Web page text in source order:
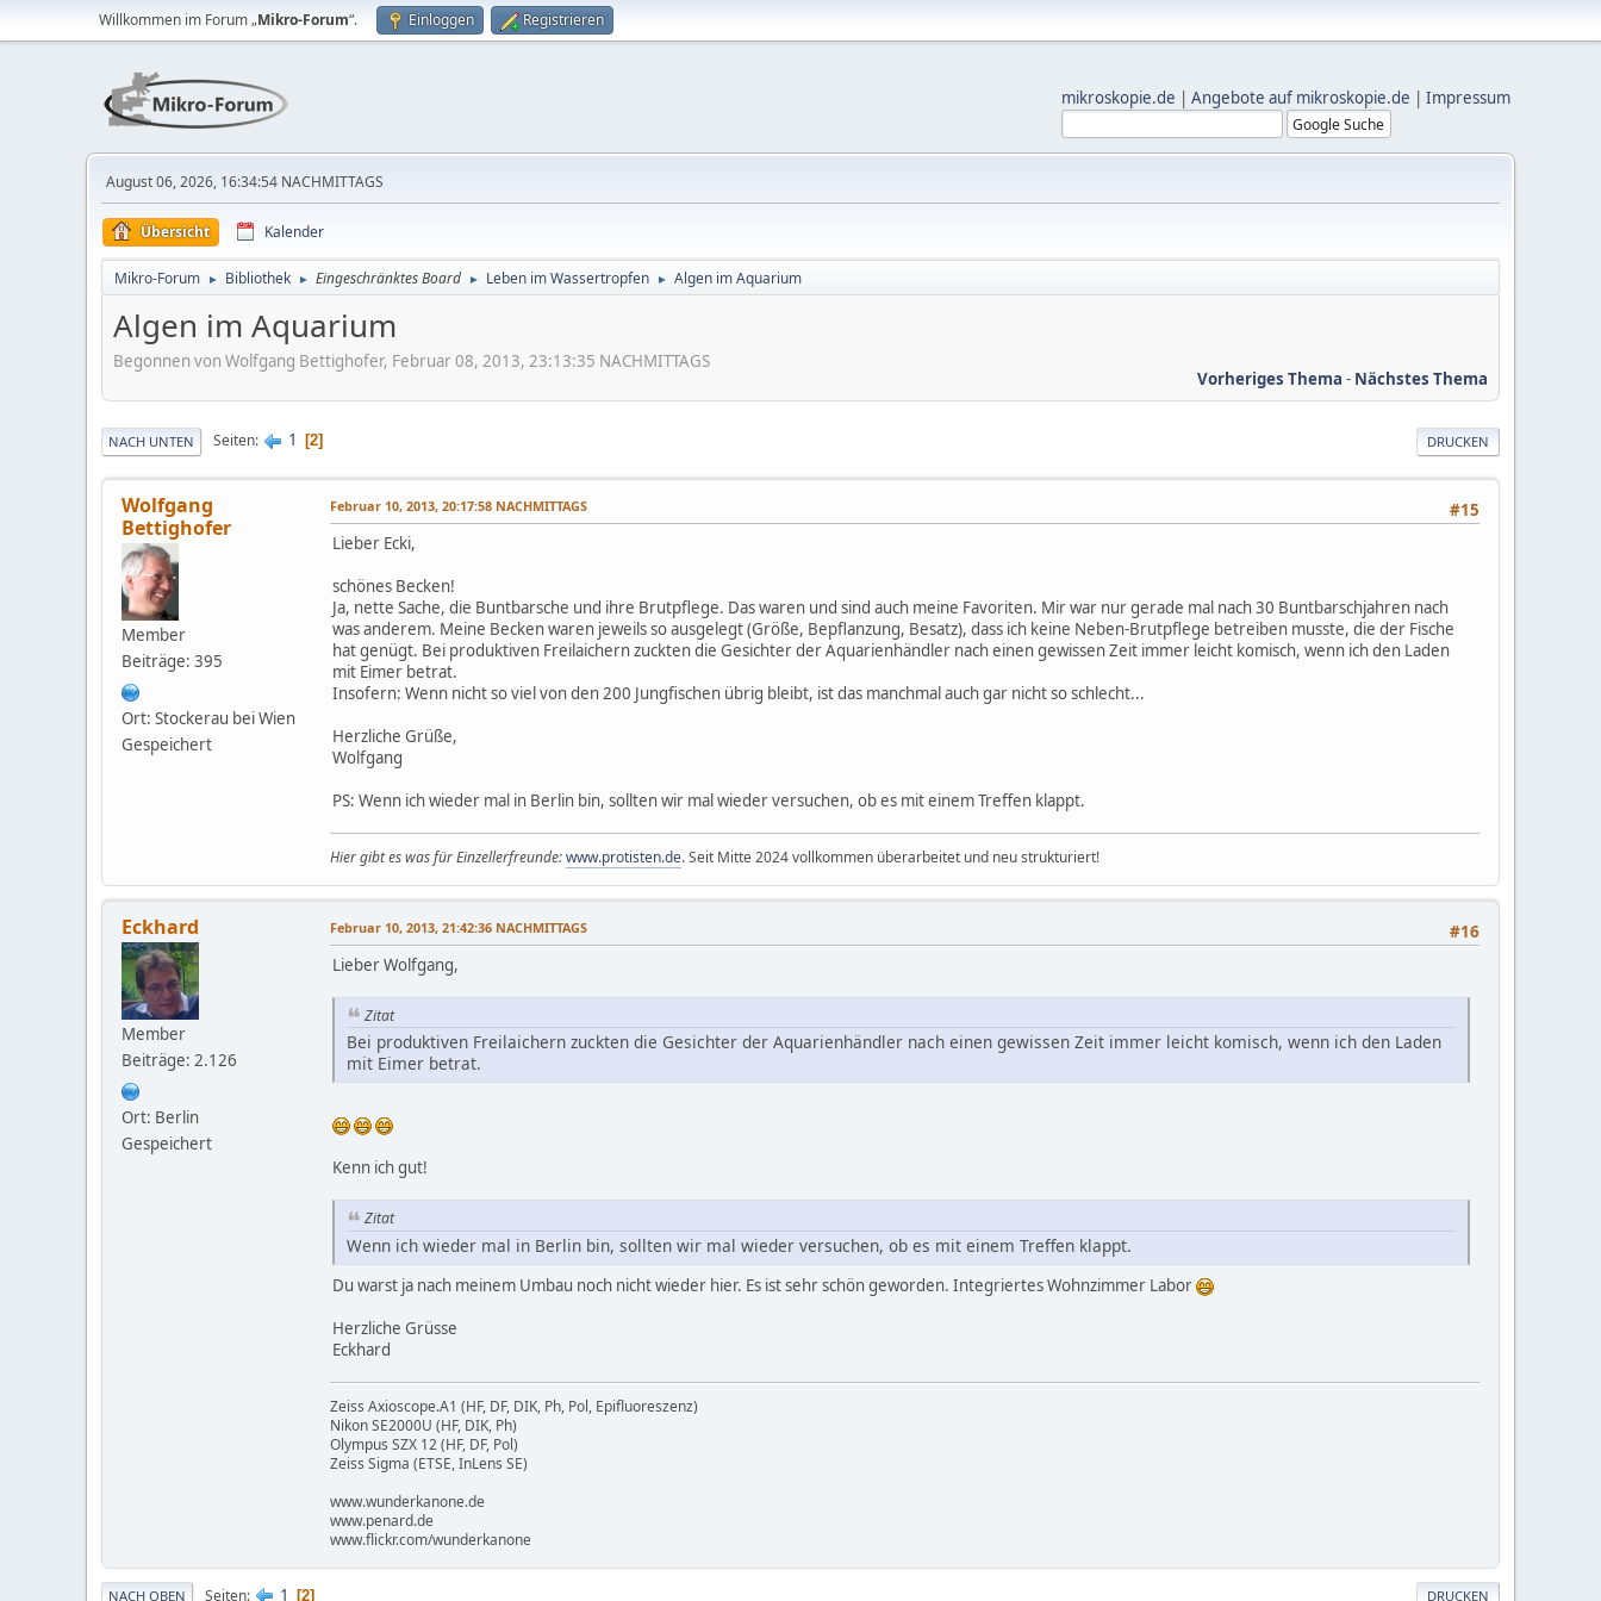
Willkommen im Forum „Mikro-Forum“. Einloggen Registrieren
mikroskopie.de | Angebote auf mikroskopie.de | Impressum
August 06, 2026, 16:34:54 NACHMITTAGS
Übersicht Kalender
Mikro-Forum ► Bibliothek ► Eingeschränktes Board ► Leben im Wassertropfen ► Algen im Aquarium
Algen im Aquarium
Begonnen von Wolfgang Bettighofer, Februar 08, 2013, 23:13:35 NACHMITTAGS
Vorheriges Thema - Nächstes Thema
DRUCKEN
NACH UNTEN Seiten 1 2
Wolfgang
Bettighofer
Member
Beiträge: 395
Ort: Stockerau bei Wien
Gespeichert
#15
Februar 10, 2013, 20:17:58 NACHMITTAGS
Lieber Ecki,
schönes Becken!
Ja, nette Sache, die Buntbarsche und ihre Brutpflege. Das waren und sind auch meine Favoriten. Mir war nur gerade mal nach 30 Buntbarschjahren nach
was anderem. Meine Becken waren jeweils so ausgelegt (Größe, Bepflanzung, Besatz), dass ich keine Neben-Brutpflege betreiben musste, die der Fische
hat genügt. Bei produktiven Freilaichern zuckten die Gesichter der Aquarienhändler nach einen gewissen Zeit immer leicht komisch, wenn ich den Laden
mit Eimer betrat.
Insofern: Wenn nicht so viel von den 200 Jungfischen übrig bleibt, ist das manchmal auch gar nicht so schlecht...
Herzliche Grüße,
Wolfgang
PS: Wenn ich wieder mal in Berlin bin, sollten wir mal wieder versuchen, ob es mit einem Treffen klappt.
Hier gibt es was für Einzellerfreunde:www.protisten.de. Seit Mitte 2024 vollkommen überarbeitet und neu strukturiert!
Eckhard
Member
Beiträge: 2.126
Ort: Berlin
Gespeichert
#16
Februar 10, 2013, 21:42:36 NACHMITTAGS
Lieber Wolfgang,
Zitat
Bei produktiven Freilaichern zuckten die Gesichter der Aquarienhändler nach einen gewissen Zeit immer leicht komisch, wenn ich den Laden
mit Eimer betrat.
Kenn ich gut!
Zitat
Wenn ich wieder mal in Berlin bin, sollten wir mal wieder versuchen, ob es mit einem Treffen klappt.
Du warst ja nach meinem Umbau noch nicht wieder hier. Es ist sehr schön geworden. Integriertes Wohnzimmer Labor
Herzliche Grüsse
Eckhard
Zeiss Axioscope.A1 (HF, DF, DIK, Ph, Pol, Epifluoreszenz)
Nikon SE2000U (HF, DIK, Ph)
Olympus SZX 12 (HF, DF, Pol)
Zeiss Sigma (ETSE, InLens SE)
www.wunderkanone.de
www.penard.de
www.flickr.com/wunderkanone
DRUCKEN
NACH OBEN Seiten 1 2